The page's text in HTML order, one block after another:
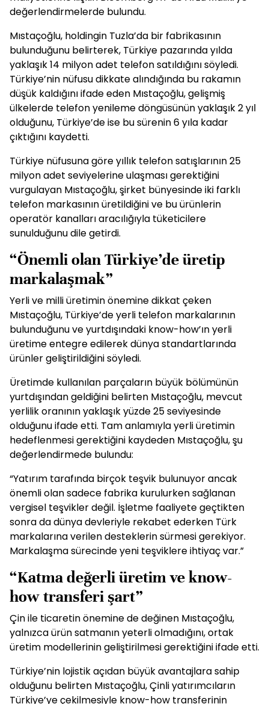
değerlendirmelerde bulundu.
Mıstaçoğlu, holdingin Tuzla’da bir fabrikasının
bulunduğunu belirterek, Türkiye pazarında yılda
yaklaşık 14 milyon adet telefon satıldığını söyledi.
Türkiye’nin nüfusu dikkate alındığında bu rakamın
düşük kaldığını ifade eden Mıstaçoğlu, gelişmiş
ülkelerde telefon yenileme döngüsünün yaklaşık 2 yıl
olduğunu, Türkiye’de ise bu sürenin 6 yıla kadar
çıktığını kaydetti.
Türkiye nüfusuna göre yıllık telefon satışlarının 25
milyon adet seviyelerine ulaşması gerektiğini
vurgulayan Mıstaçoğlu, şirket bünyesinde iki farklı
telefon markasının üretildiğini ve bu ürünlerin
operatör kanalları aracılığıyla tüketicilere
sunulduğunu dile getirdi.
“Önemli olan Türkiye’de üretip
markalaşmak”
Yerli ve milli üretimin önemine dikkat çeken
Mıstaçoğlu, Türkiye’de yerli telefon markalarının
bulunduğunu ve yurtdışındaki know-how’ın yerli
üretime entegre edilerek dünya standartlarında
ürünler geliştirildiğini söyledi.
Üretimde kullanılan parçaların büyük bölümünün
yurtdışından geldiğini belirten Mıstaçoğlu, mevcut
yerlilik oranının yaklaşık yüzde 25 seviyesinde
olduğunu ifade etti. Tam anlamıyla yerli üretimin
hedeflenmesi gerektiğini kaydeden Mıstaçoğlu, şu
değerlendirmede bulundu:
“Yatırım tarafında birçok teşvik bulunuyor ancak
önemli olan sadece fabrika kurulurken sağlanan
vergisel teşvikler değil. İşletme faaliyete geçtikten
sonra da dünya devleriyle rekabet ederken Türk
markalarına verilen desteklerin sürmesi gerekiyor.
Markalaşma sürecinde yeni teşviklere ihtiyaç var.”
“Katma değerli üretim ve know-
how transferi şart”
Çin ile ticaretin önemine de değinen Mıstaçoğlu,
yalnızca ürün satmanın yeterli olmadığını, ortak
üretim modellerinin geliştirilmesi gerektiğini ifade etti.
Türkiye’nin lojistik açıdan büyük avantajlara sahip
olduğunu belirten Mıstaçoğlu, Çinli yatırımcıların
Türkiye’ye çekilmesiyle know-how transferinin